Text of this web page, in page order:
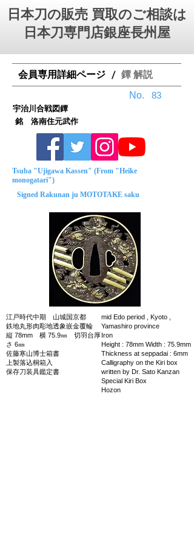
日本刀の販売 買取のご相談は
日本刀専門店銀座⻑州屋
会員専用詳細ページ / 鐔 解説
No.
銘 洛南住元武作
Tsuba "Ujigawa Kassen" (From "Heike
monogatari")
Signed Rakunan ju MOTOTAKE saku
江戸時代中期 山城国京都
鉄地丸形肉彫地透象嵌金覆輪
縦 78mm 横 75.9㎜ 切羽台厚
さ 6㎜
佐藤寒山博士箱書
上製落込桐箱入
保存刀装具鑑定書
mid Edo period , Kyoto ,
Yamashiro province
Iron
Height : 78mm Width : 75.9mm
Thickness at seppadai : 6mm
Calligraphy on the Kiri box
written by Dr. Sato Kanzan
Special Kiri Box
Hozon
宇治川合戦図鐔
83